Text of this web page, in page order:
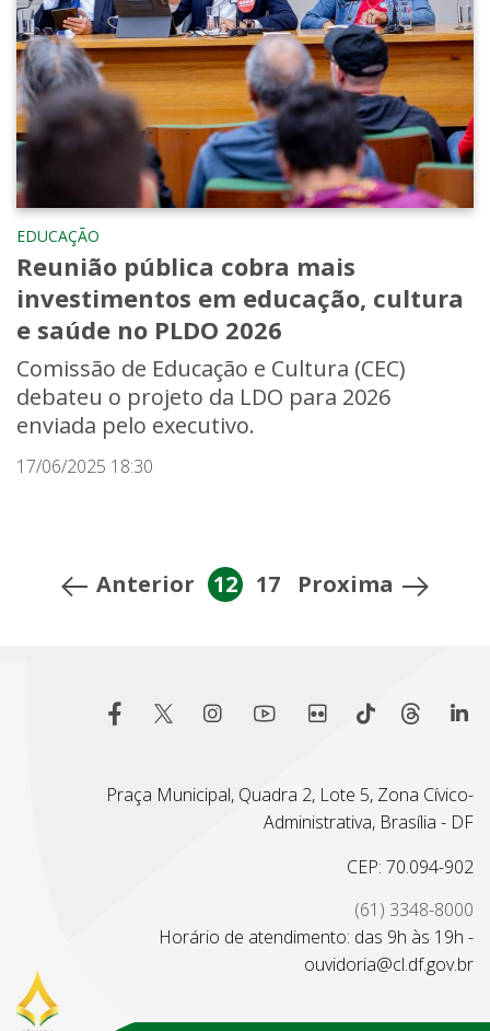
EDUCAÇÃO
Reunião pública cobra mais
investimentos em educação, cultura
e saúde no PLDO 2026
Comissão de Educação e Cultura (CEC)
debateu o projeto da LDO para 2026
enviada pelo executivo.
17/06/2025 18:30
Anterior 12 17 Proxima
Praça Municipal, Quadra 2, Lote 5, Zona Cívico-
Administrativa, Brasília - DF
CEP: 70.094-902
(61) 3348-8000
Horário de atendimento: das 9h às 19h -
ouvidoria@cl.df.gov.br